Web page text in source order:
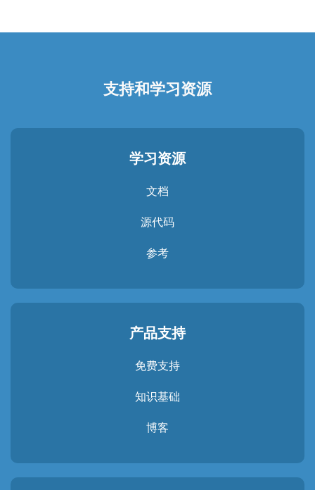
支持和学习资源
学习资源
文档
源代码
参考
产品支持
免费支持
知识基础
博客